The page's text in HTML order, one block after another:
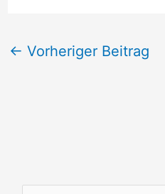
← Vorheriger Beitrag